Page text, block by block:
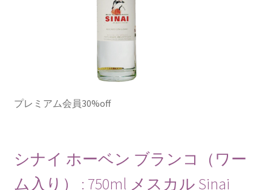
プレミアム会員30%off
シナイ ホーベン ブランコ（ワー
ム入り） : 750ml メスカル Sinai